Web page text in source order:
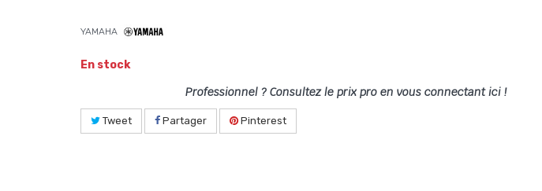
YAMAHA
En stock
Professionnel ? Consultez le prix pro en vous connectant ici !
Tweet Partager Pinterest